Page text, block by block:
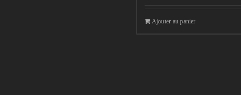
Ajouter au panier